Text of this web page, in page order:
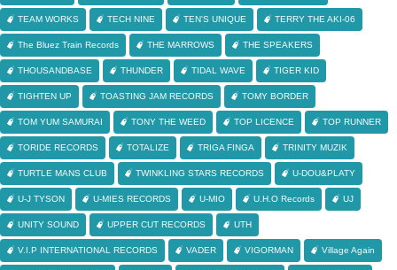
TEAM WORKS TECH NINE TEN'S UNIQUE TERRY THE AKI-06
The Bluez Train Records THE MARROWS THE SPEAKERS
THOUSANDBASE THUNDER TIDAL WAVE TIGER KID
TIGHTEN UP TOASTING JAM RECORDS TOMY BORDER
TOM YUM SAMURAI TONY THE WEED TOP LICENCE TOP RUNNER
TORIDE RECORDS TOTALIZE TRIGA FINGA TRINITY MUZIK
TURTLE MANS CLUB TWINKLING STARS RECORDS U-DOU&PLATY
U-J TYSON U-MIES RECORDS U-MIO U.H.O Records UJ
UNITY SOUND UPPER CUT RECORDS UTH
V.I.P INTERNATIONAL RECORDS VADER VIGORMAN Village Again